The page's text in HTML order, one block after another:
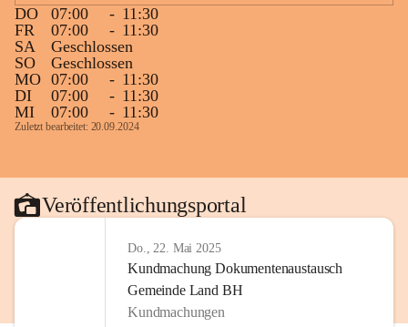
DO
07:00 - 11:30
FR
07:00 - 11:30
SA
Geschlossen
SO
Geschlossen
MO 07:00 - 11:30
DI
07:00 - 11:30
MI
07:00 - 11:30
Zuletzt bearbeitet: 20.09.2024
Veröffentlichungsportal
Do., 22. Mai 2025
Kundmachung Dokumentenaustausch
Gemeinde Land BH
Kundmachungen